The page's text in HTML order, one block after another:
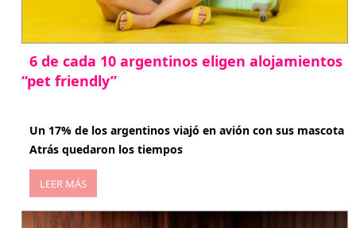
6 de cada 10 argentinos eligen alojamientos
“pet friendly”
Un 17% de los argentinos viajó en avión con sus mascota
Atrás quedaron los tiempos
LEER MÁS